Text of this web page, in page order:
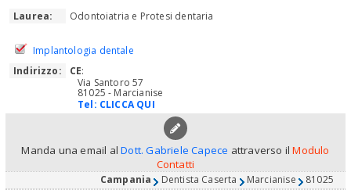
Laurea: Odontoiatria e Protesi dentaria
Implantologia dentale
Indirizzo:
CE:
Via Santoro 57
81025 - Marcianise
Tel: CLICCA QUI
Manda una email alDott. Gabriele Capece attraverso ilModulo
Contatti
Campania Dentista Caserta Marcianise 81025